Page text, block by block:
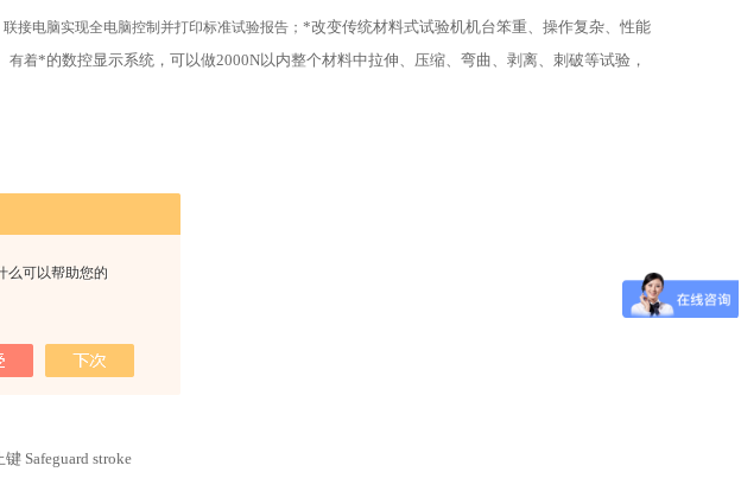
么可以帮助您的
接电脑实现全电脑控制并打印标准试验报告；*改变传统材料式试验机机台笨重、操作复杂、性能
有着*的数控显示系统，可以做2000N以内整个材料中拉伸、压缩、弯曲、剥离、刺破等试验，
打印
stroke